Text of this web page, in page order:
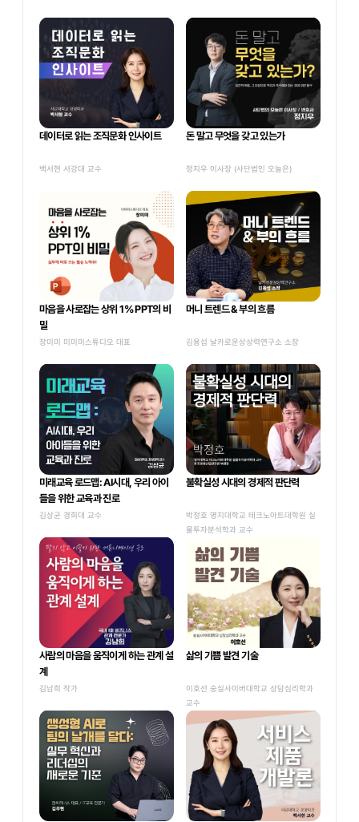
데이터로 읽는 조직문화 인사이트
백서현 서강대 교수
돈 말고 무엇을 갖고 있는가
정지우 이사장 (사단법인 오늘은)
마음을 사로잡는 상위 1% PPT의 비
밀
장미미 미미미스튜디오 대표
머니 트렌드 & 부의 흐름
김용섭 날카로운상상력연구소 소장
미래교육 로드맵: AI시대, 우리 아이
들을 위한 교육과 진로
김상균 경희대 교수
불확실성 시대의 경제적 판단력
박정호 명지대학교 테크노아트대학원 실
물투자분석학과 교수
사람의 마음을 움직이게 하는 관계 설
계
김남희 작가
삶의 기쁨 발견 기술
이호선 숭실사이버대학교 상담심리학과
교수